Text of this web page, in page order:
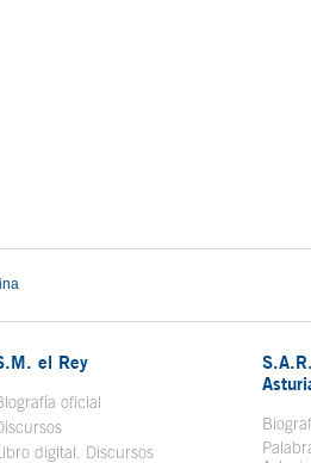
el Rey
oficial
digital. DiscursosSe abre en ventana